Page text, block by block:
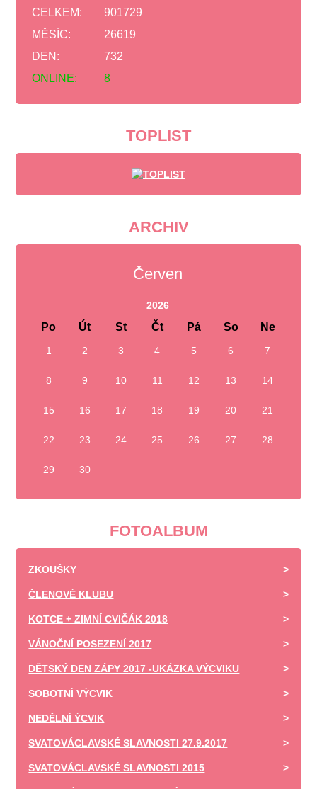
ONLINE: 8
CELKEM:
901729
MĚSÍC:
26619
DEN:
732
TOPLIST
ARCHIV
Červen
2026
Po Út St Čt Pá So Ne
1 2 3 4 5 6 7
8 9 10 11 12 13 14
15 16 17 18 19 20 21
22 23 24 25 26 27 28
29 30
FOTOALBUM
ZKOUŠKY
ČLENOVÉ KLUBU
KOTCE + ZIMNÍ CVIČÁK 2018
VÁNOČNÍ POSEZENÍ 2017
DĚTSKÝ DEN ZÁPY 2017 -UKÁZKA VÝCVIKU
SOBOTNÍ VÝCVIK
NEDĚLNÍ ÝCVIK
SVATOVÁCLAVSKÉ SLAVNOSTI 27.9.2017
SVATOVÁCLAVSKÉ SLAVNOSTI 2015